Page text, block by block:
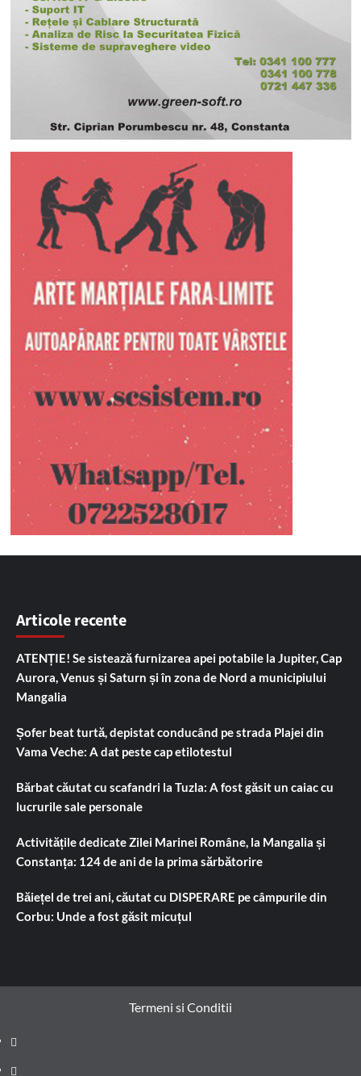
Articole recente
ATENȚIE! Se sistează furnizarea apei potabile la Jupiter, Cap
Aurora, Venus și Saturn și în zona de Nord a municipiului
Mangalia
Șofer beat turtă, depistat conducând pe strada Plajei din
Vama Veche: A dat peste cap etilotestul
Bărbat căutat cu scafandri la Tuzla: A fost găsit un caiac cu
lucrurile sale personale
Activitățile dedicate Zilei Marinei Române, la Mangalia și
Constanța: 124 de ani de la prima sărbătorire
Băiețel de trei ani, căutat cu DISPERARE pe câmpurile din
Corbu: Unde a fost găsit micuțul
Termeni si Conditii
Prima
pagină
Știri